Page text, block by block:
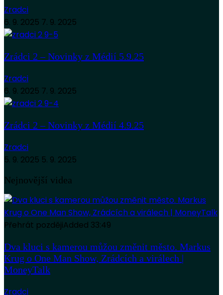
Zradci
6. 9. 2025 7. 9. 2025
Zrádci 2 – Novinky z Médií 5.9.25
Zradci
6. 9. 2025 7. 9. 2025
Zrádci 2 – Novinky z Médií 4.9.25
Zradci
5. 9. 2025 5. 9. 2025
Nejnovější videa
Přehrát pozdějiAdded 33:49
Dva kluci s kamerou můžou změnit město. Markus
Krug o One Man Show, Zrádcích a virálech |
MoneyTalk
Zradci